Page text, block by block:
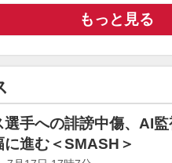
もっと見る
選手への誹謗中傷、AI
進む＜SMASH＞